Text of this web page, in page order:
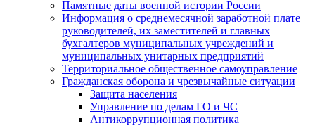
Памятные даты военной истории России
Информация о среднемесячной заработной плате
руководителей, их заместителей и главных
бухгалтеров муниципальных учреждений и
муниципальных унитарных предприятий
Территориальное общественное самоуправление
Гражданская оборона и чрезвычайные ситуации
Защита населения
Управление по делам ГО и ЧС
Антикоррупционная политика